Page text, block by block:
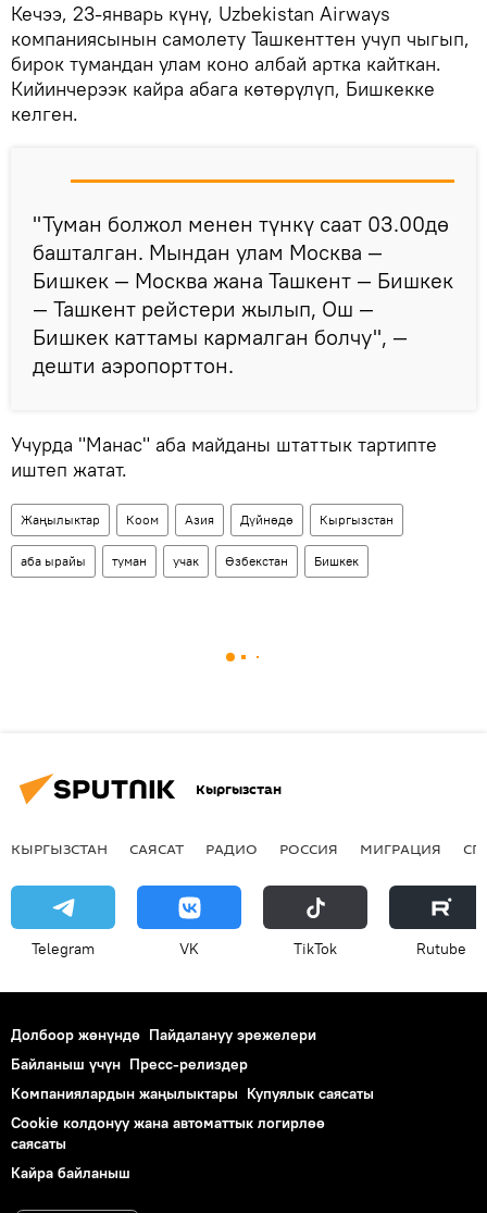
Кечээ, 23-январь күнү, Uzbekistan Airways
компаниясынын самолету Ташкенттен учуп чыгып,
бирок тумандан улам коно албай артка кайткан.
Кийинчерээк кайра абага көтөрүлүп, Бишкекке
келген.
"Туман болжол менен түнкү саат 03.00дө
башталган. Мындан улам Москва —
Бишкек — Москва жана Ташкент — Бишкек
— Ташкент рейстери жылып, Ош —
Бишкек каттамы кармалган болчу", —
дешти аэропорттон.
Учурда "Манас" аба майданы штаттык тартипте
иштеп жатат.
Жаңылыктар Коом Азия Дүйнөдө Кыргызстан
аба ырайы туман учак Өзбекстан Бишкек
Кыргызстан
КЫРГЫЗСТАН САЯСАТ РАДИО РОССИЯ МИГРАЦИЯ
Telegram VK ТikТоk Rutube
Долбоор жөнүндө Пайдалануу эрежелери
Байланыш үчүн Пресс-релиздер
Компаниялардын жаңылыктары Купуялык саясаты
Cookie колдонуу жана автоматтык логирлөө
саясаты
Кайра байланыш